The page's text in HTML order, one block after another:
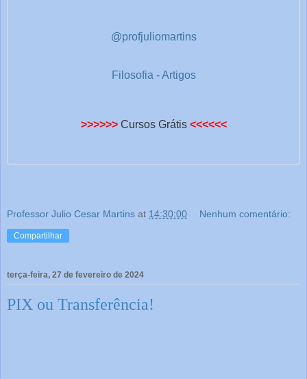
@profjuliomartins
Filosofia - Artigos
>>>>>> Cursos Grátis <<<<<<
Professor Julio Cesar Martins at 14:30:00 Nenhum comentário:
Compartilhar
terça-feira, 27 de fevereiro de 2024
PIX ou Transferência!